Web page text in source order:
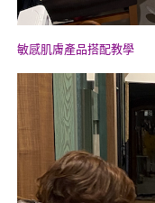
敏感肌膚產品搭配教學